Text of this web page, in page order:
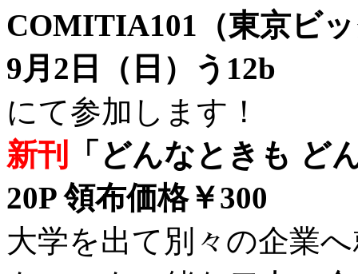
COMITIA101（東京ビ
9月2日（日）う12b
にて参加します！
新刊
「どんなときも ど
20P 領布価格￥300
大学を出て別々の企業